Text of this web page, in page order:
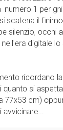
numero 1 per
scatena il
silenzio, occhi
digitale
ricordano
quanto si
77x53 cm)